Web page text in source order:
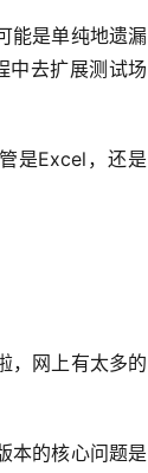
能是单纯地遗漏
中去扩展测试场
是Excel，还是
，网上有太多的
本的核心问题是